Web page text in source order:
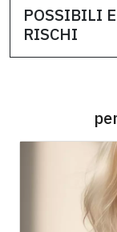
POSSIBILI
RISCHI